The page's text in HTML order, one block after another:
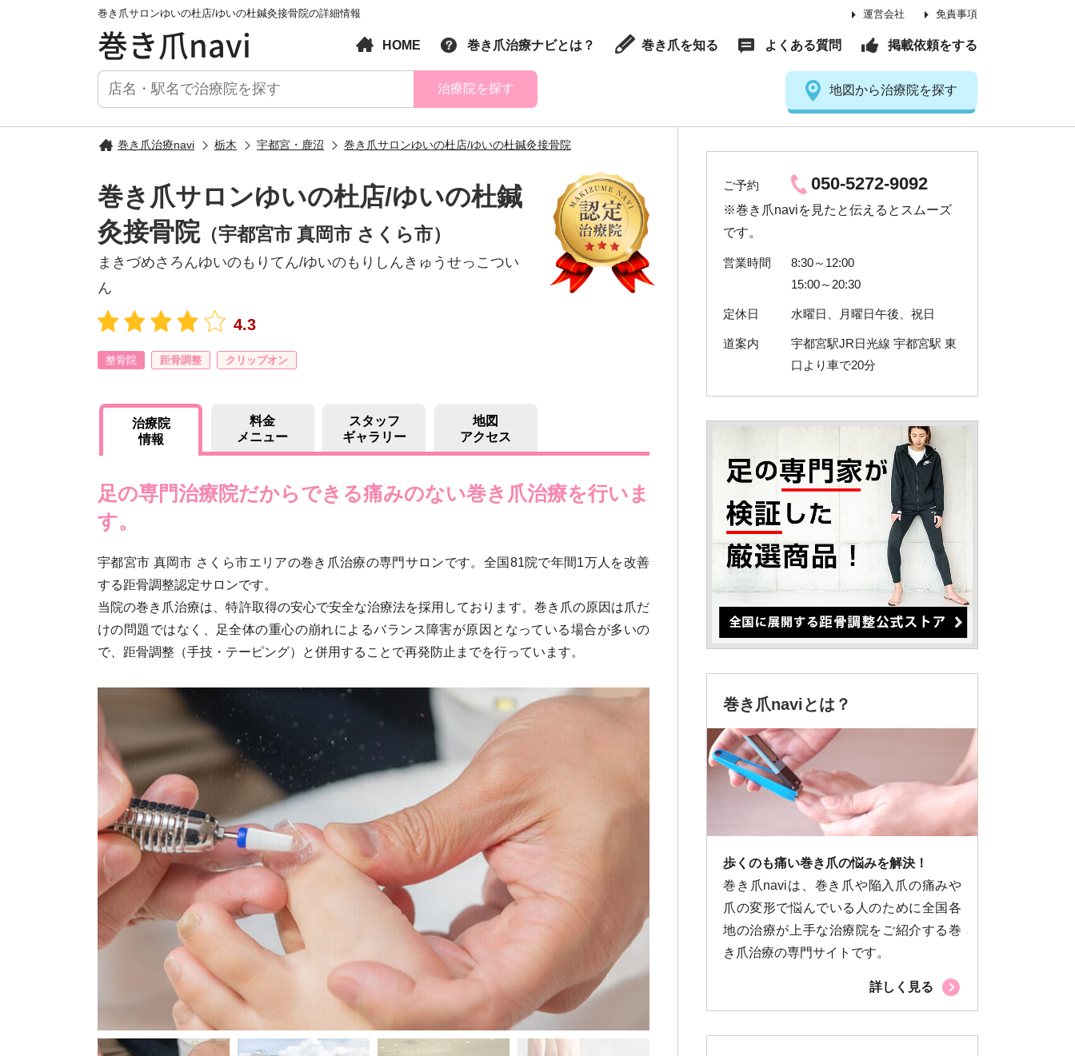
巻き爪サロンゆいの杜店/ゆいの杜鍼灸接骨院の詳細情報
巻き爪navi
運営会社 免責事項
HOME 巻き爪治療ナビとは？ 巻き爪を知る よくある質問 掲載依頼をする
治療院を探す 地図から治療院を探す
巻き爪治療navi 栃木 宇都宮・鹿沼 巻き爪サロンゆいの杜店/ゆいの杜鍼灸接骨院
巻き爪サロンゆいの杜店/ゆいの杜鍼
灸接骨院（宇都宮市 真岡市 さくら市）
まきづめさろんゆいのもりてん/ゆいのもりしんきゅうせっこつい
ん
4.3
整骨院 距骨調整 クリップオン
治療院
情報
料金
メニュー
スタッフ
ギャラリー
地図
アクセス
足の専門治療院だからできる痛みのない巻き爪治療を行いま
す。
宇都宮市 真岡市 さくら市エリアの巻き爪治療の専門サロンです。全国81院で年間1万人を改善
する距骨調整認定サロンです。
当院の巻き爪治療は、特許取得の安心で安全な治療法を採用しております。巻き爪の原因は爪だ
けの問題ではなく、足全体の重心の崩れによるバランス障害が原因となっている場合が多いの
で、距骨調整（手技・テーピング）と併用することで再発防止までを行っています。
ご予約 050-5272-9092
※巻き爪naviを見たと伝えるとスムーズ
です。
営業時間
8:30～12:00
15:00～20:30
定休日 水曜日、月曜日午後、祝日
道案内
宇都宮駅JR日光線 宇都宮駅 東
口より車で20分
巻き爪naviとは？
歩くのも痛い巻き爪の悩みを解決！
巻き爪naviは、巻き爪や陥入爪の痛みや
爪の変形で悩んでいる人のために全国各
地の治療が上手な治療院をご紹介する巻
き爪治療の専門サイトです。
詳しく見る